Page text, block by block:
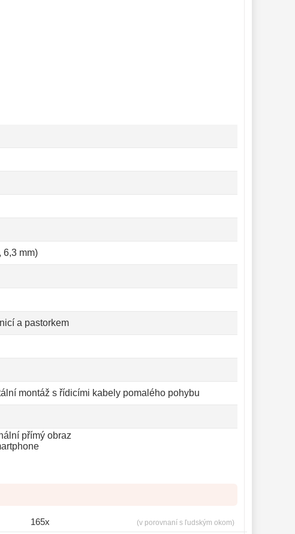
6,3 mm)
a pastorkem
montáž s řídicími kabely pomalého pohybu
přímý obraz
165x (v porovnaní s ľudským okom)